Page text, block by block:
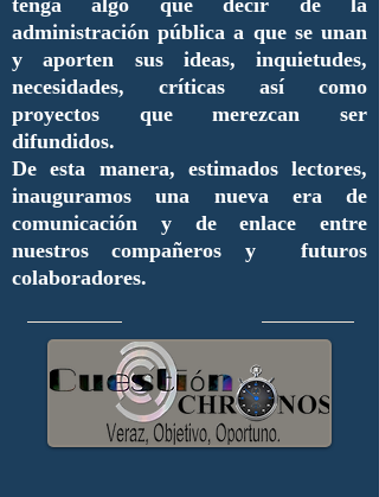
tenga algo qué decir de la
administración pública a que se unan
y aporten sus ideas, inquietudes,
necesidades, críticas así como
proyectos que merezcan ser
difundidos.
De esta manera, estimados lectores,
inauguramos una nueva era de
comunicación y de enlace entre
nuestros compañeros y futuros
colaboradores.